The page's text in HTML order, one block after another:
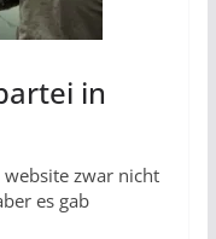
in
zwar nicht
es gab